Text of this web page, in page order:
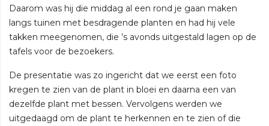
Daarom was hij die middag al een rond je gaan maken
langs tuinen met besdragende planten en had hij vele
takken meegenomen, die ’s avonds uitgestald lagen op de
tafels voor de bezoekers.
De presentatie was zo ingericht dat we eerst een foto
kregen te zien van de plant in bloei en daarna een van
dezelfde plant met bessen. Vervolgens werden we
uitgedaagd om de plant te herkennen en te zien of die